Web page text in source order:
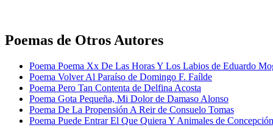
Poemas de Otros Autores
Poema Poema Xx De Las Horas Y Los Labios de Eduardo
Poema Volver Al Paraíso de Domingo F. Faílde
Poema Pero Tan Contenta de Delfina Acosta
Poema Gota Pequeña, Mi Dolor de Damaso Alonso
Poema De La Propensión A Reir de Consuelo Tomas
Poema Puede Entrar El Que Quiera Y Animales de